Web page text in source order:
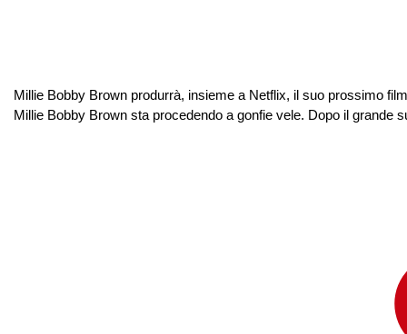
Millie Bobby Brown produrrà, insieme a Netflix, il suo prossimo
Millie Bobby Brown sta procedendo a gonfie vele. Dopo il